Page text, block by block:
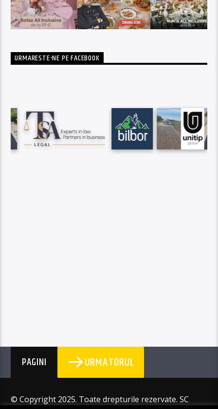
URMARESTE-NE PE FACEBOOK
PAGINI URMATORUL
© Copyright 2025. Toate drepturile rezervate. SC